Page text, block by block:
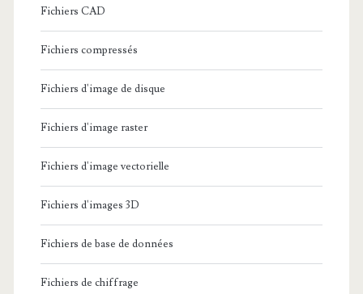
Fichiers CAD
Fichiers compressés
Fichiers d'image de disque
Fichiers d'image raster
Fichiers d'image vectorielle
Fichiers d'images 3D
Fichiers de base de données
Fichiers de chiffrage